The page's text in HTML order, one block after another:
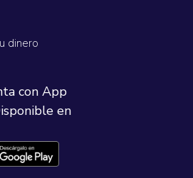
dinero
con App
en